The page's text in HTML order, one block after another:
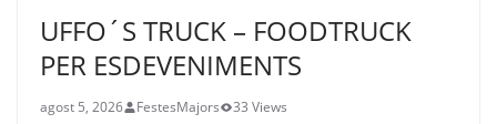
UFFO´S TRUCK – FOODTRUCK
PER ESDEVENIMENTS
agost 5, 2026 FestesMajors 33 Views